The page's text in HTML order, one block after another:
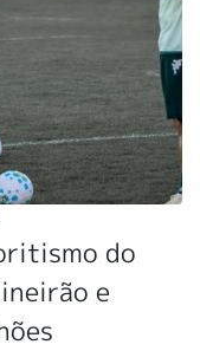
do
e